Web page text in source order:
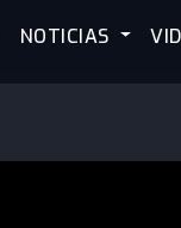
NOTICIAS